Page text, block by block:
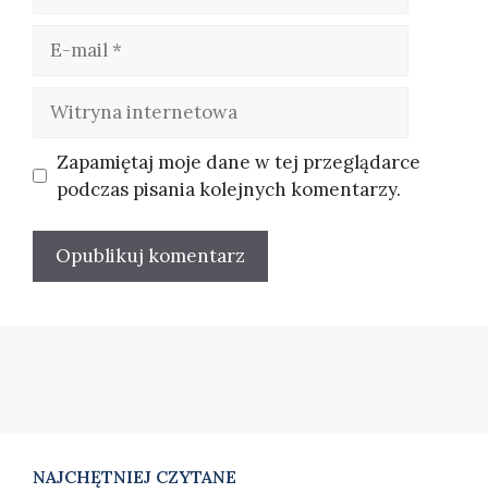
mail
internetowa
Zapamiętaj moje dane w tej przeglądarce
podczas pisania kolejnych komentarzy.
NAJCHĘTNIEJ CZYTANE